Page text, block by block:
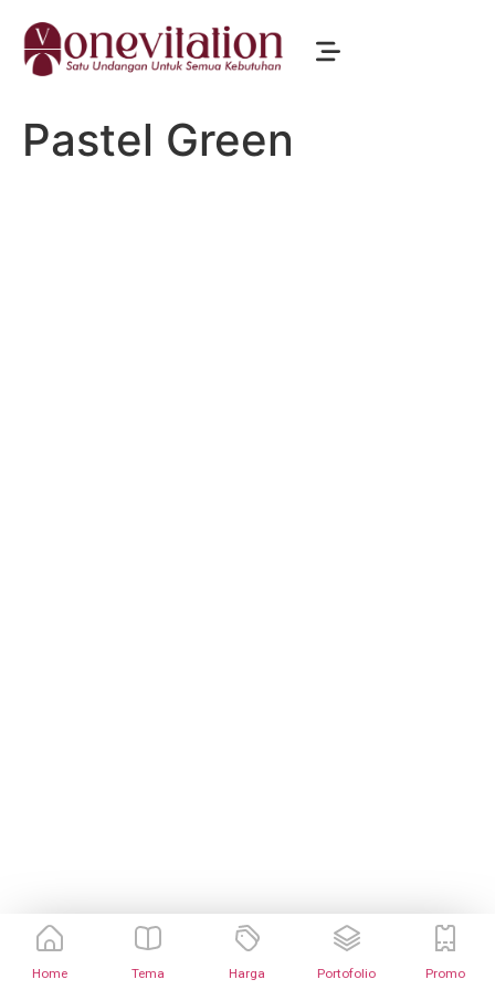
Home Tema Harga Portofolio Promo
Pastel Green